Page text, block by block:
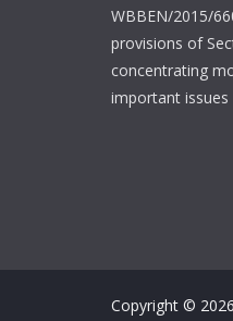
WBBEN/2015/
provisions of
concentrating
important
Copyright © 2026